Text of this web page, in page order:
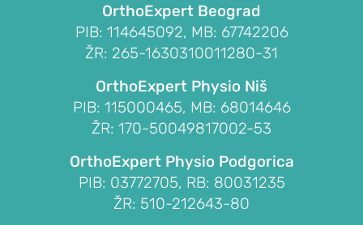
OBOLJENJA
RAMENA
bolnog
burzitis)
Smrznuto
OrthoExpert Beograd
PIB: 114645092, MB: 67742206
ŽR: 265-1630310011280-31
OrthoExpert Physio Niš
PIB: 115000465, MB: 68014646
ŽR: 170-50049817002-53
OrthoExpert Physio Podgorica
PIB: 03772705, RB: 80031235
ŽR: 510-212643-80